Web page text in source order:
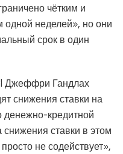
чётким и
одной неделей», но они
срок в один
Джеффри Гандлах
снижения ставки на
кредитной
ставки в этом
не содействует»,